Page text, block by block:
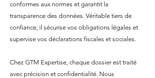
conformes aux normes et garantit la
transparence des données. Véritable tiers de
confiance, il sécurise vos obligations légales et
supervise vos déclarations fiscales et sociales.
Chez GTM Expertise, chaque dossier est traité
avec précision et confidentialité. Nous